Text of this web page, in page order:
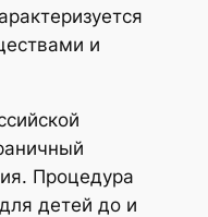
и
Процедура
детей до и